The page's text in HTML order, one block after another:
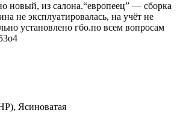
новый, из салона.“европеец” — сборка
не эксплуатировалась, на учёт не
установлено гбо.по всем вопросам
Ясиноватая